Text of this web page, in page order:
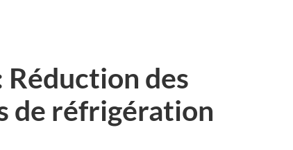
des
de réfrigération